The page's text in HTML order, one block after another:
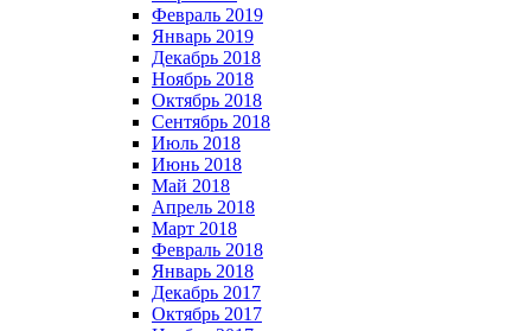
Февраль 2019
Январь 2019
Декабрь 2018
Ноябрь 2018
Октябрь 2018
Сентябрь 2018
Июль 2018
Июнь 2018
Май 2018
Апрель 2018
Март 2018
Февраль 2018
Январь 2018
Декабрь 2017
Октябрь 2017